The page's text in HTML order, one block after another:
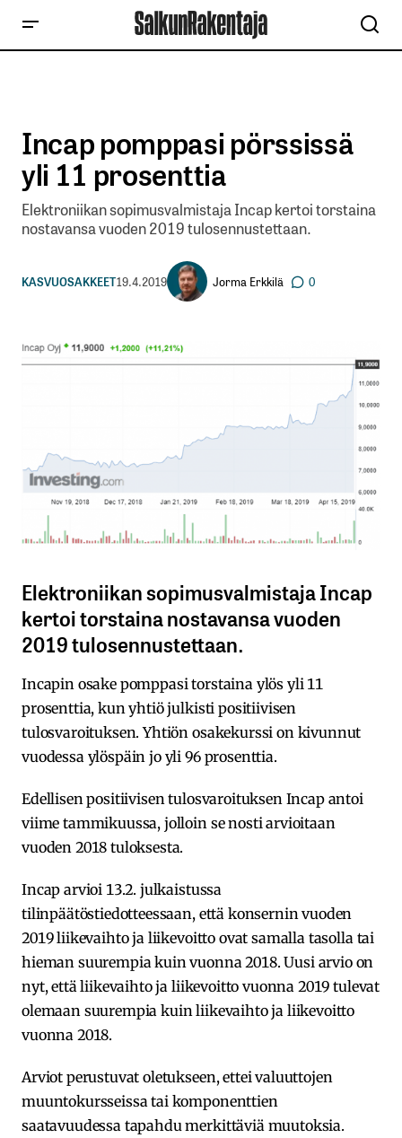
Incap pomppasi pörssissä
yli 11 prosenttia
Elektroniikan sopimusvalmistaja Incap kertoi torstaina
nostavansa vuoden 2019 tulosennustettaan.
KASVUOSAKKEET19.4.2019 Jorma Erkkilä 0
Elektroniikan sopimusvalmistaja Incap
kertoi torstaina nostavansa vuoden
2019 tulosennustettaan.
Incapin osake pomppasi torstaina ylös yli 11
prosenttia, kun yhtiö julkisti positiivisen
tulosvaroituksen. Yhtiön osakekurssi on kivunnut
vuodessa ylöspäin jo yli 96 prosenttia.
Edellisen positiivisen tulosvaroituksen Incap antoi
viime tammikuussa, jolloin se nosti arvioitaan
vuoden 2018 tuloksesta.
Incap arvioi 13.2. julkaistussa
tilinpäätöstiedotteessaan, että konsernin vuoden
2019 liikevaihto ja liikevoitto ovat samalla tasolla tai
hieman suurempia kuin vuonna 2018. Uusi arvio on
nyt, että liikevaihto ja liikevoitto vuonna 2019 tulevat
olemaan suurempia kuin liikevaihto ja liikevoitto
vuonna 2018.
Arviot perustuvat oletukseen, ettei valuuttojen
muuntokursseissa tai komponenttien
saatavuudessa tapahdu merkittäviä muutoksia.